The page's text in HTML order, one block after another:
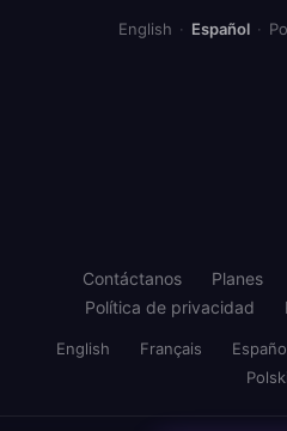
English · Español ·
Contáctanos Planes
Política de privacidad
English Français
Polski